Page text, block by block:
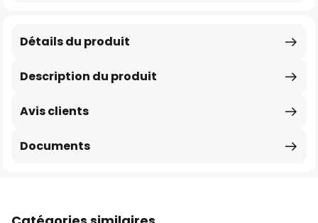
Description du produit
Détails du produit
Avis clients
Documents